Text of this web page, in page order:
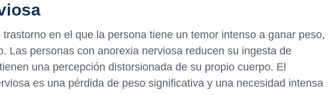
en el que la persona tiene un temor intenso a ganar peso,
Las personas con anorexia nerviosa reducen su ingesta de
una percepción distorsionada de su propio cuerpo. El
es una pérdida de peso significativa y una necesidad intensa